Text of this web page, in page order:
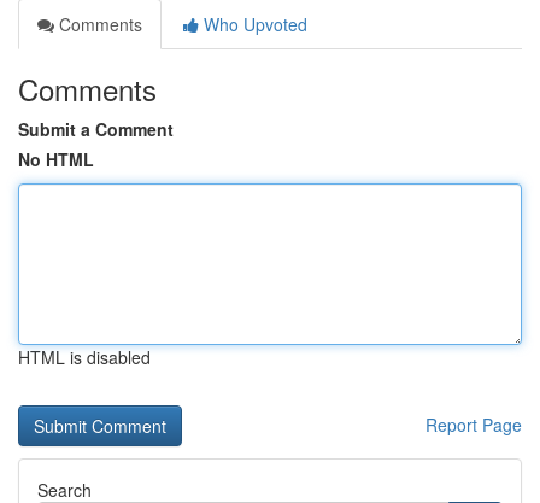
Comments
Who Upvoted
Comments
Submit a Comment
No HTML
HTML is disabled
Report Page
Search